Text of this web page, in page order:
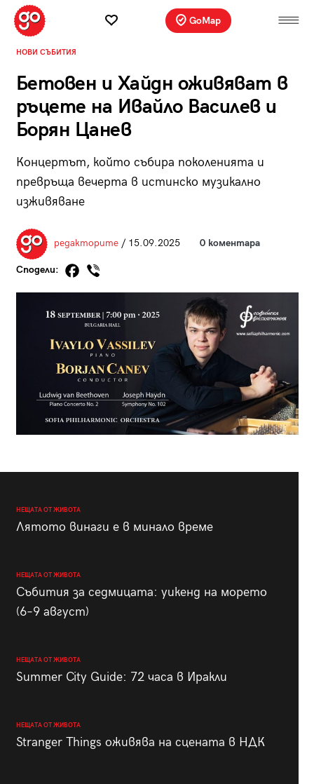
GoMap
НОВИ СЪБИТИЯ
Бетовен и Хайдн оживяват в
ръцете на Ивайло Василев и
Борян Цанев
Концертът, който събира поколенията и
превръща вечерта в истинско музикално
изживяване
редакторите/ 15.09.2025 0 коментара
Сподели:
НЕЩАТА ОТ ЖИВОТА
Лятото винаги е в минало време
НЕЩАТА ОТ ЖИВОТА
Събития за седмицата: уикенд на морето
(6–9 август)
НЕЩАТА ОТ ЖИВОТА
Summer City Guide: 72 часа в Иракли
НЕЩАТА ОТ ЖИВОТА
Stranger Things оживява на сцената в НДК